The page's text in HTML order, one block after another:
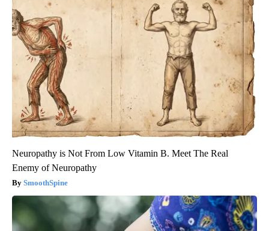
Neuropathy is Not From Low Vitamin B. Meet The Real
Enemy of Neuropathy
SmoothSpine